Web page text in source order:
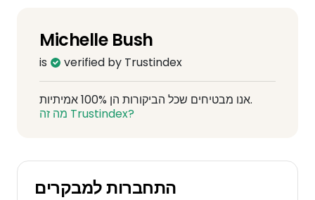
Michelle Bush
is verified by Trustindex
אנו מבטיחים שכל הביקורות הן 100% אמיתיות.
מה זה Trustindex?
התחברות למבקרים